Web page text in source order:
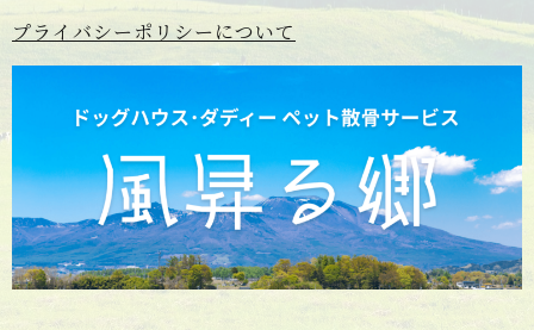
プライバシーポリシーについて